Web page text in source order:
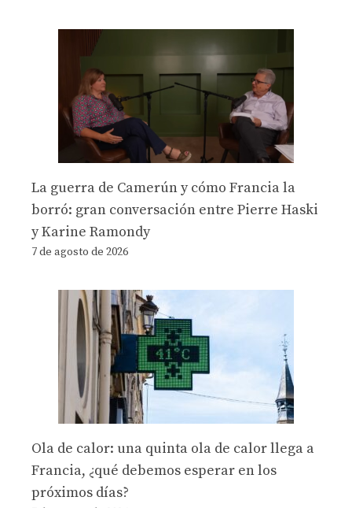
La guerra de Camerún y cómo Francia la
borró: gran conversación entre Pierre Haski
y Karine Ramondy
7 de agosto de 2026
Ola de calor: una quinta ola de calor llega a
Francia, ¿qué debemos esperar en los
próximos días?